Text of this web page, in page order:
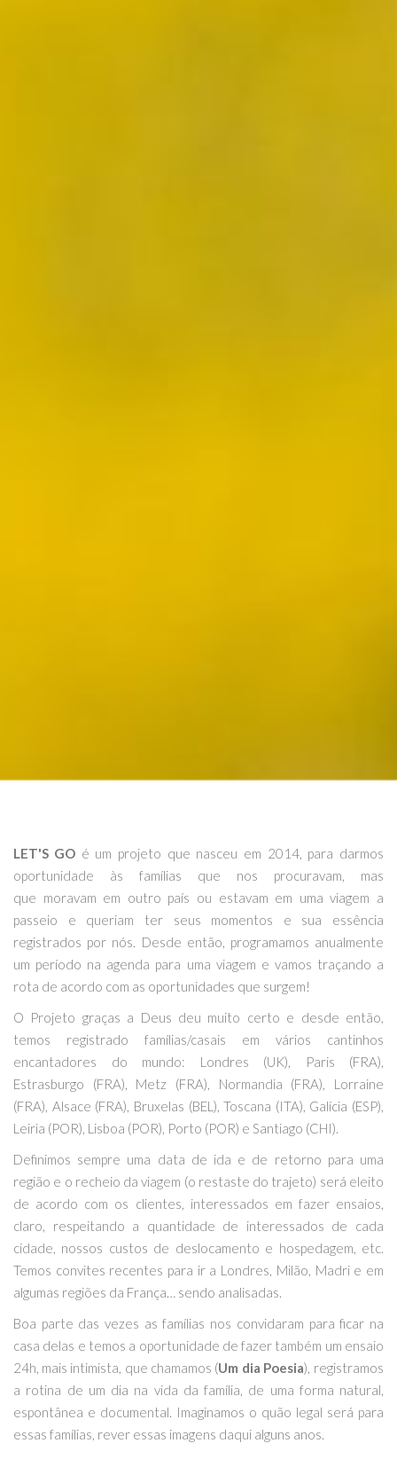
LET'S GO é um projeto que nasceu em 2014, para darmos
oportunidade às famílias que nos procuravam, mas
que moravam em outro país ou estavam em uma viagem a
passeio e queriam ter seus momentos e sua essência
registrados por nós. Desde então, programamos anualmente
um período na agenda para uma viagem e vamos traçando a
rota de acordo com as oportunidades que surgem!
O Projeto graças a Deus deu muito certo e desde então,
temos registrado famílias/casais em vários cantinhos
encantadores do mundo: Londres (UK), Paris (FRA),
Estrasburgo (FRA), Metz (FRA), Normandia (FRA), Lorraine
(FRA), Alsace (FRA), Bruxelas (BEL), Toscana (ITA), Galícia (ESP),
Leiria (POR), Lisboa (POR), Porto (POR) e Santiago (CHI).
Definimos sempre uma data de ida e de retorno para uma
região e o recheio da viagem (o restaste do trajeto) será eleito
de acordo com os clientes, interessados em fazer ensaios,
claro, respeitando a quantidade de interessados de cada
cidade, nossos custos de deslocamento e hospedagem, etc.
Temos convites recentes para ir a Londres, Milão, Madri e em
algumas regiões da França… sendo analisadas.
Boa parte das vezes as famílias nos convidaram para ficar na
casa delas e temos a oportunidade de fazer também um ensaio
24h, mais intimista, que chamamos (Um dia Poesia), registramos
a rotina de um dia na vida da família, de uma forma natural,
espontânea e documental. Imaginamos o quão legal será para
essas famílias, rever essas imagens daqui alguns anos.